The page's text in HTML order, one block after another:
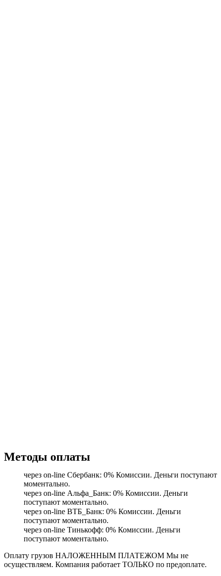
Методы оплаты
через on-line Сбербанк: 0% Комиссии. Деньги поступают
моментально.
через on-line Альфа_Банк: 0% Комиссии. Деньги
поступают моментально.
через on-line ВТБ_Банк: 0% Комиссии. Деньги
поступают моментально.
через on-line Тинькофф: 0% Комиссии. Деньги
поступают моментально.
Оплату грузов НАЛОЖЕННЫМ ПЛАТЕЖОМ Мы не
осуществляем. Компания работает ТОЛЬКО по предоплате.